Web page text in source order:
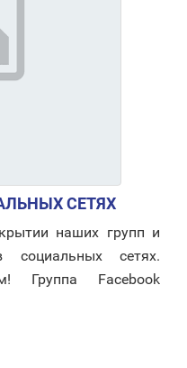
СЕТЯХ
наших групп и
социальных сетях.
Группа Facebook